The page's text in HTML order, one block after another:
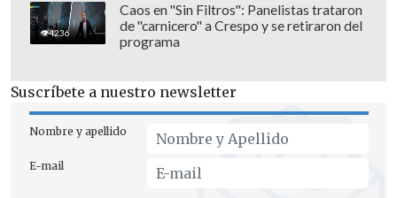
4236
Caos en "Sin Filtros": Panelistas trataron
de "carnicero" a Crespo y se retiraron del
programa
Suscríbete a nuestro newsletter
Nombre y apellido
E-mail